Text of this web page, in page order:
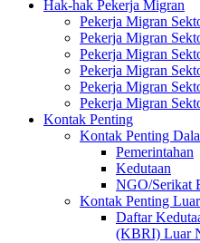
Hak-hak Pekerja Migran
Pekerja Migran
Pekerja Migran
Pekerja Migran
Pekerja Migran
Pekerja Migran
Pekerja Migran
Kontak Penting
Kontak Penting
Pemerintahan
Kedutaan
NGO/Serikat
Kontak Penting
Daftar
(KBRI) Luar